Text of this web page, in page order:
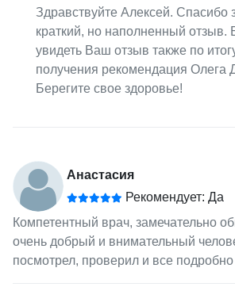
Здравствуйте Алексей. Спасибо
краткий, но наполненный отзыв.
увидеть Ваш отзыв также по
получения рекомендация Олега
Берегите свое здоровье!
Анастасия
Рекомендует: Да
Компетентный врач, замечательно
очень добрый и внимательный
посмотрел, проверил и все подробно